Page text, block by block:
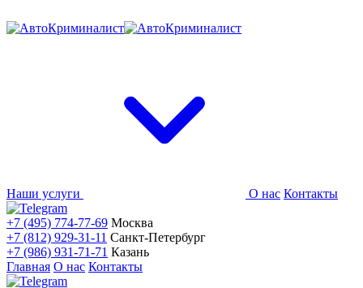
Наши услуги О нас Контакты
+7 (495) 774-77-69 Москва
+7 (812) 929-31-11 Санкт-Петербург
+7 (986) 931-71-71 Казань
Главная О нас Контакты